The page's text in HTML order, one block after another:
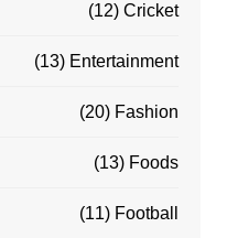
Cricket
(12)
Entertainment
(13)
Fashion
(20)
Foods
(13)
Football
(11)